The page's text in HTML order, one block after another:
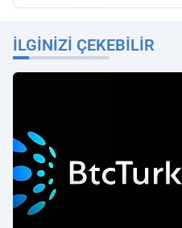
İLGINIZI ÇEKEBILIR